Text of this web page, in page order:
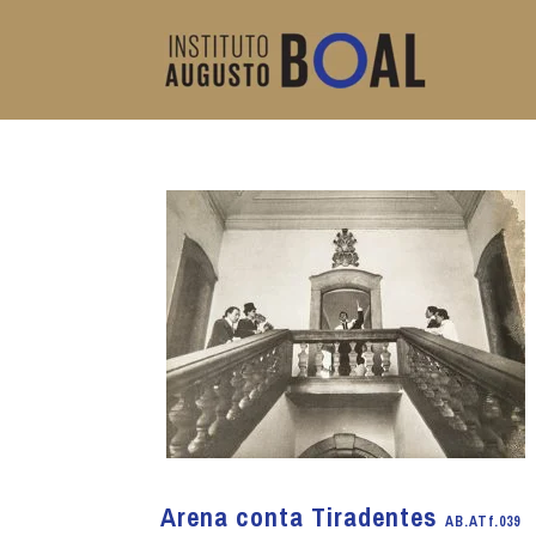
Arena conta TiradentesAB.ATf.039